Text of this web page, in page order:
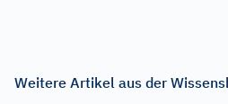
Weitere Artikel aus der